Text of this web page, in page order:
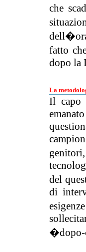
che
fatto
dopo la
La
Il capo
del
di
�dopo-